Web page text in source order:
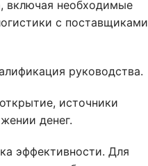
включая необходимые
с поставщиками
руководства.
источники
денег.
эффективности. Для